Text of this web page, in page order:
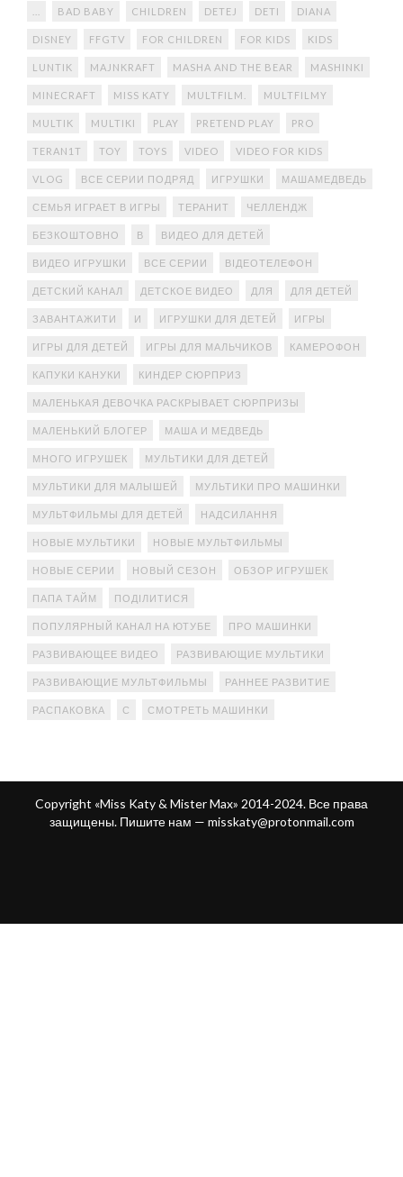
BAD BABY CHILDREN DETEJ DETI DIANA
DISNEY FFGTV FOR CHILDREN FOR KIDS KIDS
LUNTIK MAJNKRAFT MASHA AND THE BEAR MASHINKI
MINECRAFT MISS KATY MULTFILM. MULTFILMY
MULTIK MULTIKI PLAY PRETEND PLAY PRO
TERAN1T TOY TOYS VIDEO VIDEO FOR KIDS
VLOG ВСЕ СЕРИИ ПОДРЯД ИГРУШКИ МАШАМЕДВЕДЬ
СЕМЬЯ ИГРАЕТ В ИГРЫ ТЕРАНИТ ЧЕЛЛЕНДЖ
БЕЗКОШТОВНО В ВИДЕО ДЛЯ ДЕТЕЙ
ВИДЕО ИГРУШКИ ВСЕ СЕРИИ ВІДЕОТЕЛЕФОН
ДЕТСКИЙ КАНАЛ ДЕТСКОЕ ВИДЕО ДЛЯ ДЛЯ ДЕТЕЙ
ЗАВАНТАЖИТИ И ИГРУШКИ ДЛЯ ДЕТЕЙ ИГРЫ
ИГРЫ ДЛЯ ДЕТЕЙ ИГРЫ ДЛЯ МАЛЬЧИКОВ КАМЕРОФОН
КАПУКИ КАНУКИ КИНДЕР СЮРПРИЗ
МАЛЕНЬКАЯ ДЕВОЧКА РАСКРЫВАЕТ СЮРПРИЗЫ
МАЛЕНЬКИЙ БЛОГЕР МАША И МЕДВЕДЬ
МНОГО ИГРУШЕК МУЛЬТИКИ ДЛЯ ДЕТЕЙ
МУЛЬТИКИ ДЛЯ МАЛЫШЕЙ МУЛЬТИКИ ПРО МАШИНКИ
МУЛЬТФИЛЬМЫ ДЛЯ ДЕТЕЙ НАДСИЛАННЯ
НОВЫЕ МУЛЬТИКИ НОВЫЕ МУЛЬТФИЛЬМЫ
НОВЫЕ СЕРИИ НОВЫЙ СЕЗОН ОБЗОР ИГРУШЕК
ПАПА ТАЙМ ПОДІЛИТИСЯ
ПОПУЛЯРНЫЙ КАНАЛ НА ЮТУБЕ ПРО МАШИНКИ
РАЗВИВАЮЩЕЕ ВИДЕО РАЗВИВАЮЩИЕ МУЛЬТИКИ
РАЗВИВАЮЩИЕ МУЛЬТФИЛЬМЫ РАННЕЕ РАЗВИТИЕ
РАСПАКОВКА С СМОТРЕТЬ МАШИНКИ
Copyright «Miss Katy & Mister Max» 2014-2024. Все права
защищены. Пишите нам — misskaty@protonmail.com